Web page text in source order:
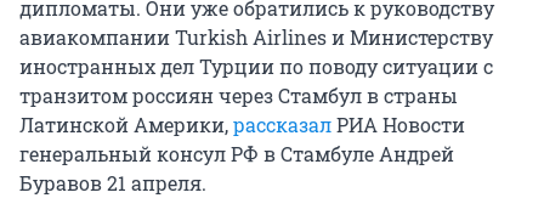
дипломаты. Они уже обратились к руководству
авиакомпании Turkish Airlines и Министерству
иностранных дел Турции по поводу ситуации с
транзитом россиян через Стамбул в страны
Латинской Америки,рассказалРИА Новости
генеральный консул РФ в Стамбуле Андрей
Буравов 21 апреля.